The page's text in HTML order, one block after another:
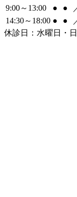
9:00～13:00
● ●
14:30～18:00 ● ●
休診日：水曜日・